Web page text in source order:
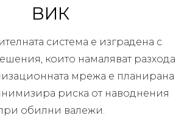
ВИК
система е изградена с
които намаляват разхода
мрежа е планирана
риска от наводнения
обилни валежи.